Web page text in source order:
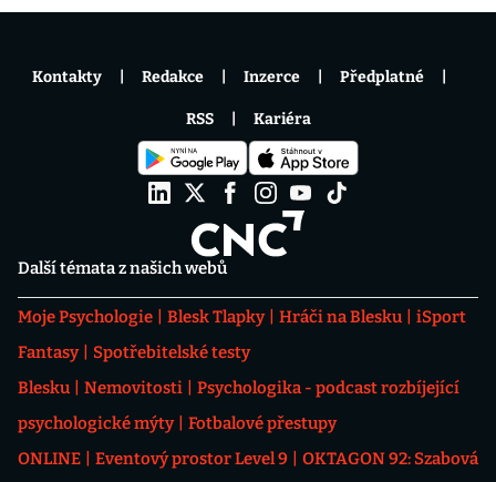
Další témata z našich webů
Moje Psychologie Blesk Tlapky Hráči na Blesku
iSport
Fantasy
Spotřebitelské testy
Blesku
Nemovitosti
Psychologika - podcast rozbíjející
psychologické mýty
Fotbalové přestupy
ONLINE
Eventový prostor Level 9
OKTAGON 92: Szabová
Kontakty Redakce Inzerce Předplatné
RSS Kariéra